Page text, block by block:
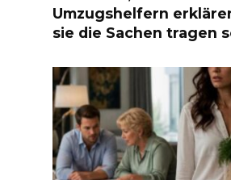
Umzugshelfern
sie die Sachen tragen